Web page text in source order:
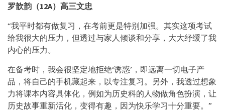
罗歆韵（12A）高三文忠
“我平时都有做复习，在考前更是特别加强。其实这项考试
给我很大的压力，但透过与家人倾谈和分享，大大纾缓了我
内心的压力。
在备考时，我会很坚定地拒绝‘诱惑’，即远离一切电子产
品，将自己的手机藏起来，以专注复习。另外，我透过想象
力将课本内容具体化，例如为历史科的人物做角色扮演，让
历史故事重新活化，变得有趣，因为快乐学习十分重要。”